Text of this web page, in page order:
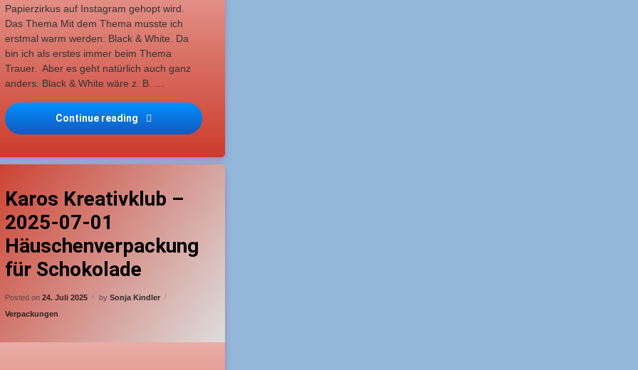
Papierzirkus auf Instagram gehopt wird.
Das Thema Mit dem Thema musste ich
erstmal warm werden: Black & White. Da
bin ich als erstes immer beim Thema
Trauer. Aber es geht natürlich auch ganz
anders: Black & White wäre z. B. …
Continue reading Papierzirkus Hop 2025-08-black and white
Karos Kreativklub –
2025-07-01
Häuschenverpackung
für Schokolade
Posted on24. Juli 2025 bySonja Kindler
Categories:
Verpackungen